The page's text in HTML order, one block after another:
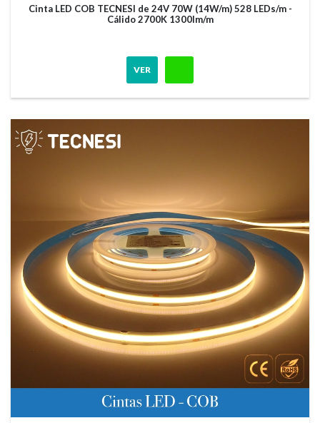
Cinta LED COB TECNESI de 24V 70W (14W/m) 528 LEDs/m -
Cálido 2700K 1300lm/m
VER